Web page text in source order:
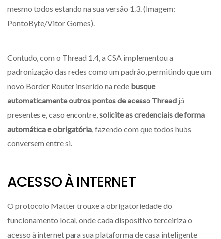
mesmo todos estando na sua versão 1.3. (Imagem:
PontoByte/Vitor Gomes).
Contudo, com o Thread 1.4, a CSA implementou a
padronização das redes como um padrão, permitindo que um
novo Border Router inserido na rede busque
automaticamente outros pontos de acesso Thread já
presentes e, caso encontre,solicite as credenciais de forma
automáticae obrigatória, fazendo com que todos hubs
conversem entre si.
ACESSO À INTERNET
O protocolo Matter trouxe a obrigatoriedade do
funcionamento local, onde cada dispositivo terceiriza o
acesso à internet para sua plataforma de casa inteligente